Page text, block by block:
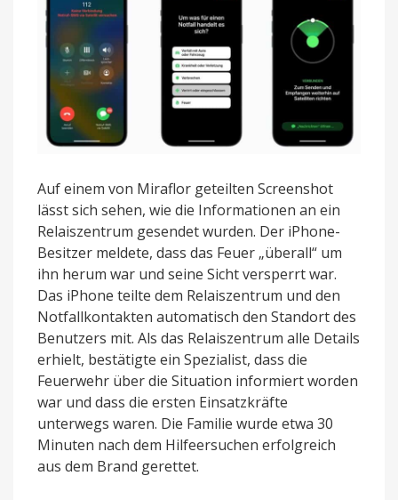
Auf einem von Miraflor geteilten Screenshot
lässt sich sehen, wie die Informationen an ein
Relaiszentrum gesendet wurden. Der iPhone-
Besitzer meldete, dass das Feuer „überall“ um
ihn herum war und seine Sicht versperrt war.
Das iPhone teilte dem Relaiszentrum und den
Notfallkontakten automatisch den Standort des
Benutzers mit. Als das Relaiszentrum alle Details
erhielt, bestätigte ein Spezialist, dass die
Feuerwehr über die Situation informiert worden
war und dass die ersten Einsatzkräfte
unterwegs waren. Die Familie wurde etwa 30
Minuten nach dem Hilfeersuchen erfolgreich
aus dem Brand gerettet.